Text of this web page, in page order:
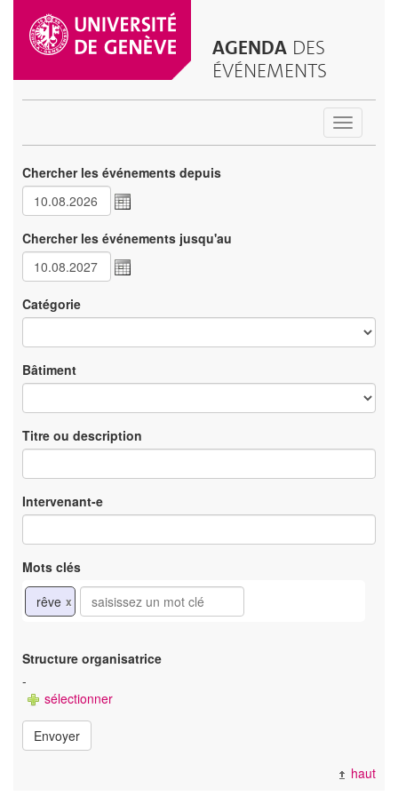
AGENDA DES
ÉVÉNEMENTS
Toggle
Chercher les événements depuis
Chercher les événements jusqu'au
Catégorie
Bâtiment
Titre ou description
Intervenant-e
Mots clés
rêve x
Structure organisatrice
-
sélectionner
Envoyer
haut